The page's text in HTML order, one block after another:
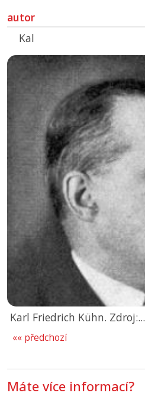
autor
Kal
Karl Friedrich Kühn. Zdroj:...
«« předchozí
Máte více informací?